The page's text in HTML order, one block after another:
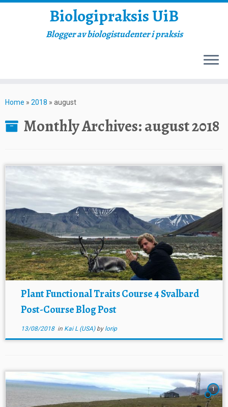
to
Biologipraksis UiB
Blogger av biologistudenter i praksis
Home » 2018 » august
Monthly Archives:august 2018
Plant Functional Traits Course 4 Svalbard
Post-Course Blog Post
13/08/2018in Kai L (USA) by lorip
1